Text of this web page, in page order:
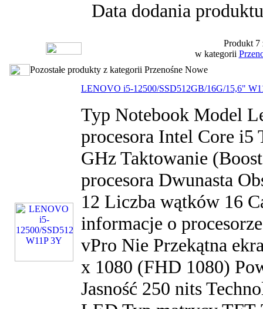
Data dodania
Produkt 7
w kategorii
Pozostałe produkty z kategorii Przenośne Nowe
LENOVO i5-12500/SSD512GB/16G/15,6"
Typ Notebook Model
procesora Intel Core i5
GHz Taktowanie
procesora Dwunasta
12 Liczba wątków 16
informacje o
vPro Nie Przekątna
x 1080 (FHD 1080)
Jasność 250 nits